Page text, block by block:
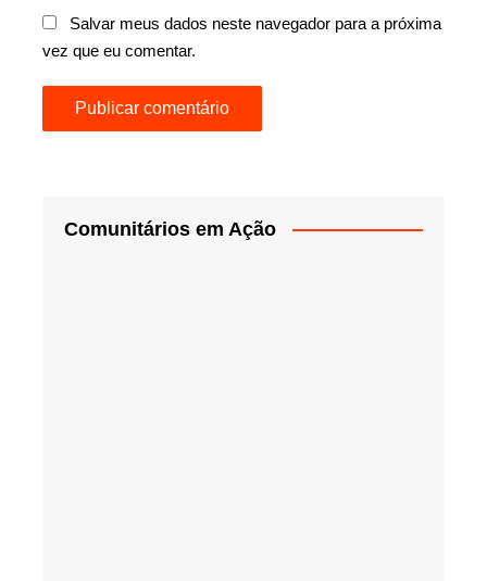
Salvar meus dados neste navegador para a próxima
vez que eu comentar.
Comunitários em Ação